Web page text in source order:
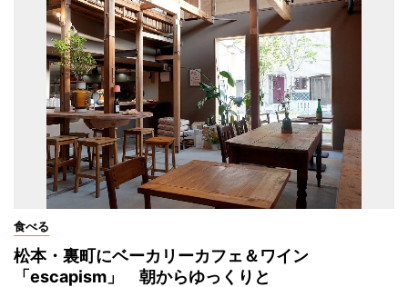
食べる
松本・裏町にベーカリーカフェ＆ワイン
「escapism」 朝からゆっくりと